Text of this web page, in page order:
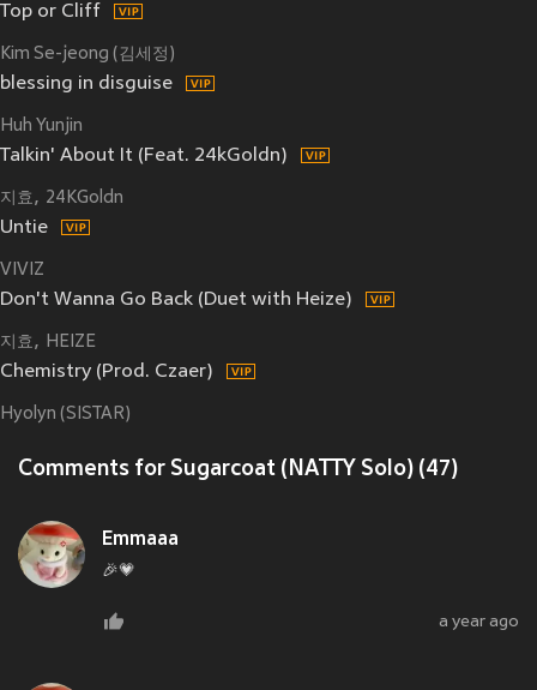
Top or Cliff
Kim Se-jeong (김세정)
blessing in disguise
Huh Yunjin
Talkin' About It (Feat. 24kGoldn)
지효 24KGoldn
Untie
VIVIZ
Don't Wanna Go Back (Duet with Heize)
지효 HEIZE
Chemistry (Prod. Czaer)
Hyolyn (SISTAR)
Comments for Sugarcoat (NATTY Solo) (47)
Emmaaa
🎉💗
a year ago